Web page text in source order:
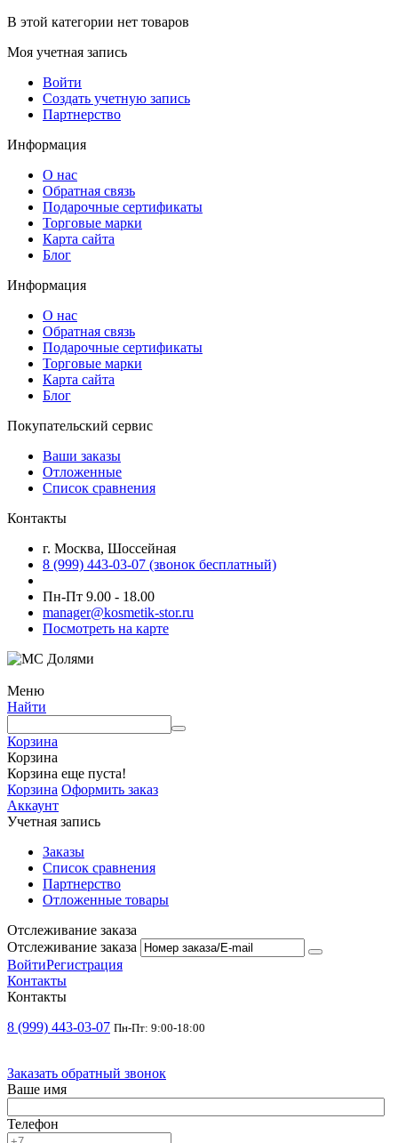
В этой категории нет товаров
Моя учетная запись
Войти
Создать учетную запись
Партнерство
Информация
О нас
Обратная связь
Подарочные сертификаты
Торговые марки
Карта сайта
Блог
Информация
О нас
Обратная связь
Подарочные сертификаты
Торговые марки
Карта сайта
Блог
Покупательский сервис
Ваши заказы
Отложенные
Список сравнения
Контакты
г. Москва, Шоссейная
8 (999) 443-03-07 (звонок бесплатный)
Пн-Пт 9.00 - 18.00
manager@kosmetik-stor.ru
Посмотреть на карте
Меню
Найти
Корзина
Корзина
Корзина еще пуста!
Корзина Оформить заказ
Аккаунт
Учетная запись
Заказы
Список сравнения
Партнерство
Отложенные товары
Отслеживание заказа
Отслеживание заказа
ВойтиРегистрация
Контакты
Контакты
8 (999) 443-03-07 Пн-Пт: 9:00-18:00
Заказать обратный звонок
Ваше имя
Телефон